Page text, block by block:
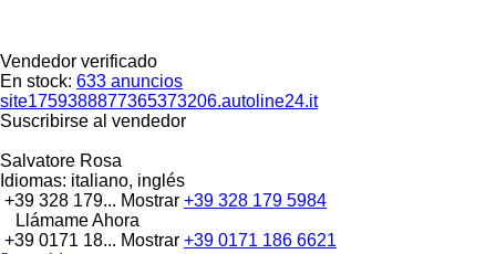
Vendedor verificado
En stock: 633 anuncios
site1759388877365373206.autoline24.it
Suscribirse al vendedor
Salvatore Rosa
Idiomas: italiano, inglés
+39 328 179... Mostrar +39 328 179 5984
Llámame Ahora
+39 0171 18... Mostrar +39 0171 186 6621